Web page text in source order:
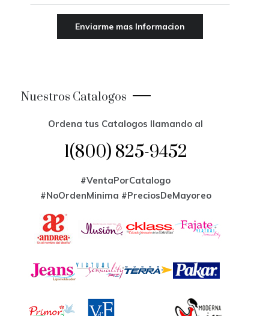
Nuestros Catalogos
Ordena tus Catalogos llamando al
1(800) 825-9452
#VentaPorCatalogo
#NoOrdenMinima #PreciosDeMayoreo